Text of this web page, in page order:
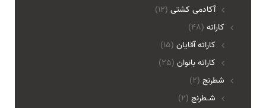
آکادمی کشتی (12)
(48) کاراته
کاراته آقایان (15)
کاراته بانوان (25)
(2) شطرنج
شـطرنج (2)